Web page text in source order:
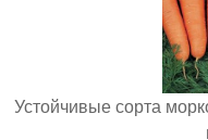
Устойчивые сорта